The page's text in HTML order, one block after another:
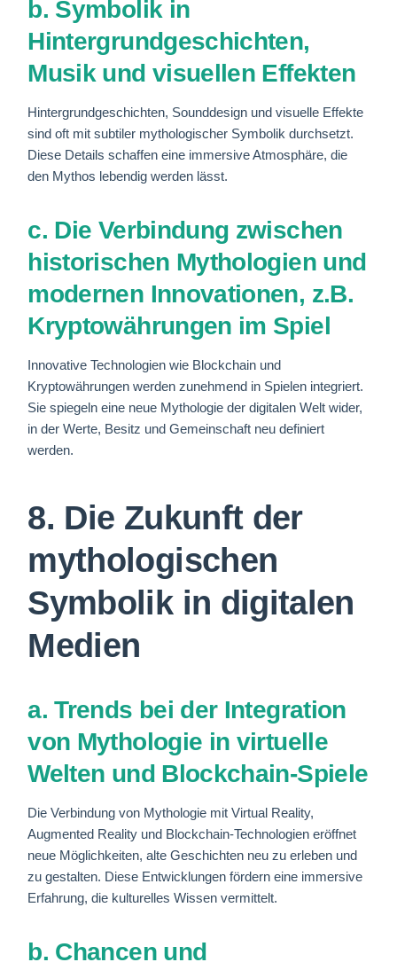
b. Symbolik in
Hintergrundgeschichten,
Musik und visuellen Effekten
Hintergrundgeschichten, Sounddesign und visuelle Effekte
sind oft mit subtiler mythologischer Symbolik durchsetzt.
Diese Details schaffen eine immersive Atmosphäre, die
den Mythos lebendig werden lässt.
c. Die Verbindung zwischen
historischen Mythologien und
modernen Innovationen, z.B.
Kryptowährungen im Spiel
Innovative Technologien wie Blockchain und
Kryptowährungen werden zunehmend in Spielen integriert.
Sie spiegeln eine neue Mythologie der digitalen Welt wider,
in der Werte, Besitz und Gemeinschaft neu definiert
werden.
8. Die Zukunft der
mythologischen
Symbolik in digitalen
Medien
a. Trends bei der Integration
von Mythologie in virtuelle
Welten und Blockchain-Spiele
Die Verbindung von Mythologie mit Virtual Reality,
Augmented Reality und Blockchain-Technologien eröffnet
neue Möglichkeiten, alte Geschichten neu zu erleben und
zu gestalten. Diese Entwicklungen fördern eine immersive
Erfahrung, die kulturelles Wissen vermittelt.
b. Chancen und